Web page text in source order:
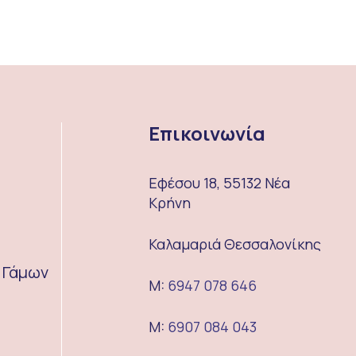
Γάμων
Επικοινωνία
Εφέσου 18, 55132 Νέα
Κρήνη
Καλαμαριά Θεσσαλονίκης
M: 6947 078 646
M: 6907 084 043